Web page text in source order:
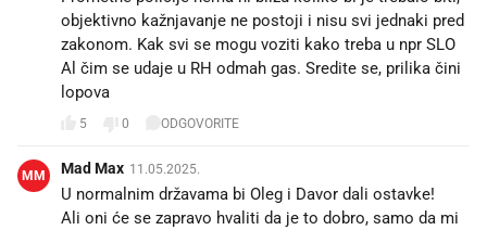
objektivno kažnjavanje ne postoji i nisu svi jednaki pred
zakonom. Kak svi se mogu voziti kako treba u npr SLO
Al čim se udaje u RH odmah gas. Sredite se, prilika čini
lopova
5 0 ODGOVORITE
MM Mad Max 11.05.2025.
U normalnim državama bi Oleg i Davor dali ostavke!
Ali oni će se zapravo hvaliti da je to dobro, samo da mi